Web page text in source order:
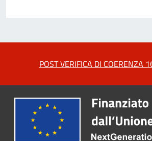
POST VERIFICA DI COERENZA